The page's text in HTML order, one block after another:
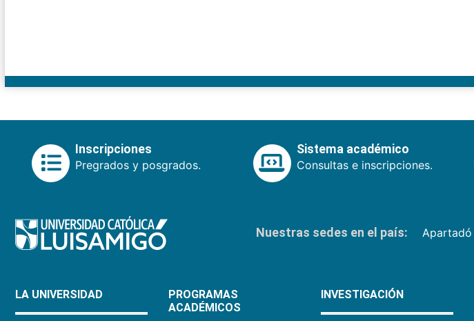
Inscripciones
Pregrados y posgrados.
Sistema académico
Consultas e inscripciones.
Nuestras sedes en el país: Apartadó
LA UNIVERSIDAD
PROGRAMAS
ACADÉMICOS
INVESTIGACIÓN